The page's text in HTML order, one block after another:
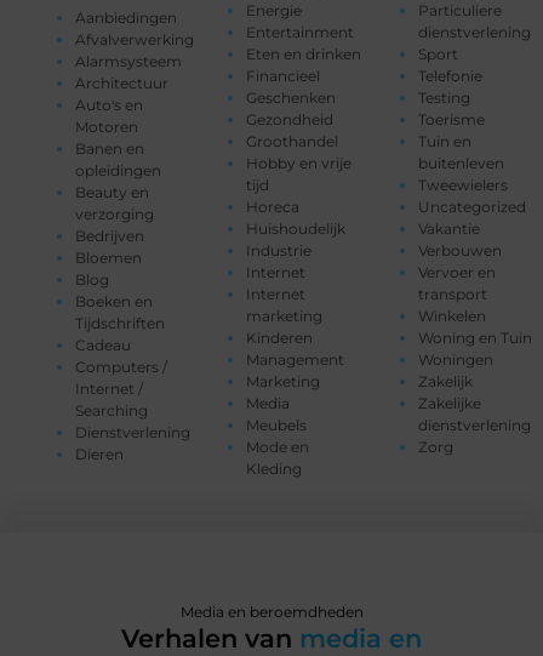
Aanbiedingen
Afvalverwerking
Alarmsysteem
Architectuur
Auto's en
Motoren
Banen en
opleidingen
Beauty en
verzorging
Bedrijven
Bloemen
Blog
Boeken en
Tijdschriften
Cadeau
Computers /
Internet /
Searching
Dienstverlening
Dieren
Energie
Entertainment
Eten en drinken
Financieel
Geschenken
Gezondheid
Groothandel
Hobby en vrije
tijd
Horeca
Huishoudelijk
Industrie
Internet
Internet
marketing
Kinderen
Management
Marketing
Media
Meubels
Mode en
Kleding
Particuliere
dienstverlening
Sport
Telefonie
Testing
Toerisme
Tuin en
buitenleven
Tweewielers
Uncategorized
Vakantie
Verbouwen
Vervoer en
transport
Winkelen
Woning en Tuin
Woningen
Zakelijk
Zakelijke
dienstverlening
Zorg
Media en beroemdheden
Verhalen van media en